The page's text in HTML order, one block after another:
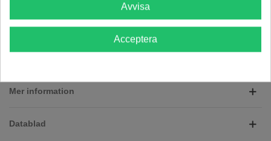
Vikt: 0.00 kg
Mer information
Datablad
Avvisa
Acceptera